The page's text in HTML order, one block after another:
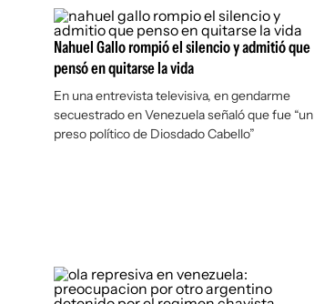
Café y Negocios
Economía y Empresas
Agro
Brand Studio
Mundo
Nahuel Gallo rompió el silencio y admitió que
pensó en quitarse la vida
En una entrevista televisiva, en gendarme
secuestrado en Venezuela señaló que fue “un
preso político de Diosdado Cabello”